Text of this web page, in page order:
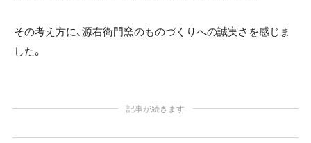
その考え方に、源右衛門窯のものづくりへの誠実さを感じま
した。
記事が続きます